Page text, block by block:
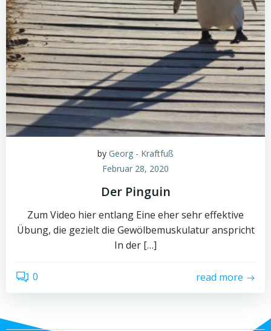
by Georg - Kraftfuß
Februar 28, 2020
Der Pinguin
Zum Video hier entlang Eine eher sehr effektive
Übung, die gezielt die Gewölbemuskulatur anspricht
In der […]
0 read more